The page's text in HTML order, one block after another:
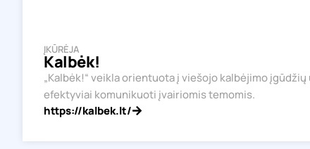
ĮKŪRĖJA
Kalbėk!
„Kalbėk!“ veikla orientuota į viešojo kalbėjimo
efektyviai komunikuoti įvairiomis temomis.
https://kalbek.lt/